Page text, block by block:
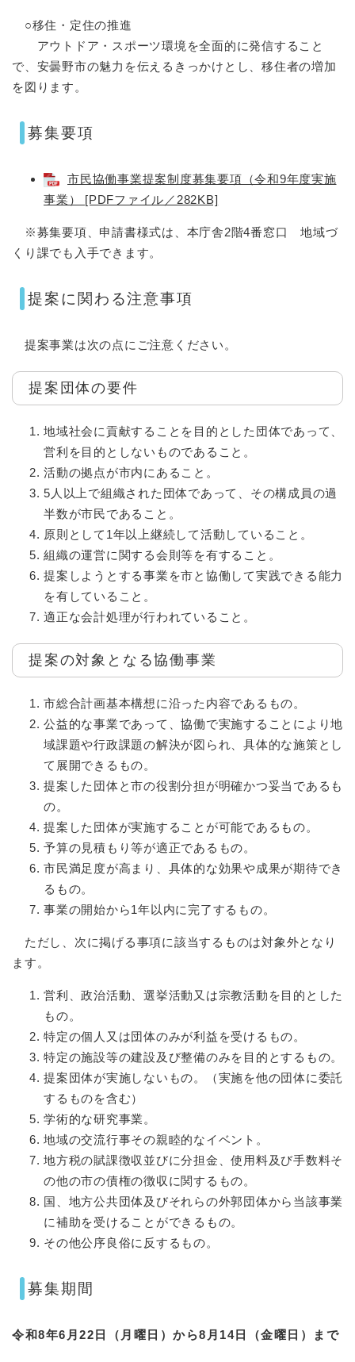
○移住・定住の推進
アウトドア・スポーツ環境を全面的に発信すること
で、安曇野市の魅力を伝えるきっかけとし、移住者の増加
を図ります。
募集要項
市民協働事業提案制度募集要項（令和9年度実施
事業） [PDFファイル／282KB]
※募集要項、申請書様式は、本庁舎2階4番窓口 地域づ
くり課でも入手できます。
提案に関わる注意事項
提案事業は次の点にご注意ください。
提案団体の要件
地域社会に貢献することを目的とした団体であって、
営利を目的としないものであること。
活動の拠点が市内にあること。
5人以上で組織された団体であって、その構成員の過
半数が市民であること。
原則として1年以上継続して活動していること。
組織の運営に関する会則等を有すること。
提案しようとする事業を市と協働して実践できる能力
を有していること。
適正な会計処理が行われていること。
提案の対象となる協働事業
市総合計画基本構想に沿った内容であるもの。
公益的な事業であって、協働で実施することにより地
域課題や行政課題の解決が図られ、具体的な施策とし
て展開できるもの。
提案した団体と市の役割分担が明確かつ妥当であるも
の。
提案した団体が実施することが可能であるもの。
予算の見積もり等が適正であるもの。
市民満足度が高まり、具体的な効果や成果が期待でき
るもの。
事業の開始から1年以内に完了するもの。
ただし、次に掲げる事項に該当するものは対象外となり
ます。
営利、政治活動、選挙活動又は宗教活動を目的とした
もの。
特定の個人又は団体のみが利益を受けるもの。
特定の施設等の建設及び整備のみを目的とするもの。
提案団体が実施しないもの。（実施を他の団体に委託
するものを含む）
学術的な研究事業。
地域の交流行事その親睦的なイベント。
地方税の賦課徴収並びに分担金、使用料及び手数料そ
の他の市の債権の徴収に関するもの。
国、地方公共団体及びそれらの外郭団体から当該事業
に補助を受けることができるもの。
その他公序良俗に反するもの。
募集期間
令和8年6月22日（月曜日）から8月14日（金曜日）まで